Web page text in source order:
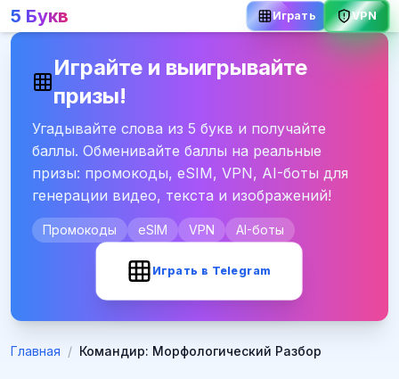
5 Букв Играть VPN
Играйте и выигрывайте
призы!
Угадывайте слова из 5 букв и получайте
баллы. Обменивайте баллы на реальные
призы: промокоды, eSIM, VPN, AI-боты для
генерации видео, текста и изображений!
Промокоды eSIM VPN AI-боты
Играть в Telegram
Главная / Командир: Морфологический Разбор